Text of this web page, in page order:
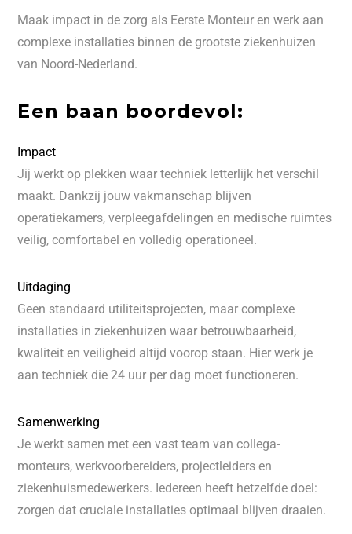
Maak impact in de zorg als Eerste Monteur en werk aan
complexe installaties binnen de grootste ziekenhuizen
van Noord-Nederland.
Een baan boordevol:
Impact
Jij werkt op plekken waar techniek letterlijk het verschil
maakt. Dankzij jouw vakmanschap blijven
operatiekamers, verpleegafdelingen en medische ruimtes
veilig, comfortabel en volledig operationeel.
Uitdaging
Geen standaard utiliteitsprojecten, maar complexe
installaties in ziekenhuizen waar betrouwbaarheid,
kwaliteit en veiligheid altijd voorop staan. Hier werk je
aan techniek die 24 uur per dag moet functioneren.
Samenwerking
Je werkt samen met een vast team van collega-
monteurs, werkvoorbereiders, projectleiders en
ziekenhuismedewerkers. Iedereen heeft hetzelfde doel:
zorgen dat cruciale installaties optimaal blijven draaien.